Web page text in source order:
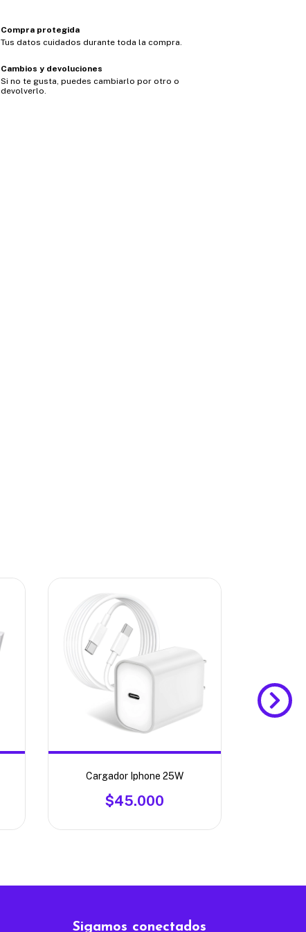
Compra protegida
Tus datos cuidados durante toda la compra.
Cambios y devoluciones
Si no te gusta, puedes cambiarlo por otro o
devolverlo.
Cargador Iphone 25W
$45.000
Sigamos conectados